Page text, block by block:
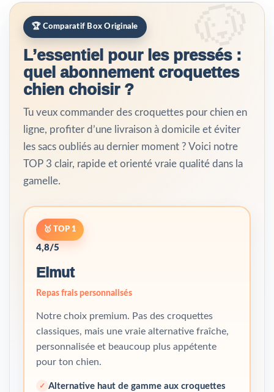
🏆 Comparatif Box Originale
L’essentiel pour les pressés :
quel abonnement croquettes
chien choisir ?
Tu veux commander des croquettes pour chien en
ligne, profiter d’une livraison à domicile et éviter
les sacs oubliés au dernier moment ? Voici notre
TOP 3 clair, rapide et orienté vraie qualité dans la
gamelle.
🥇 TOP 1
4,8/5
Elmut
Repas frais personnalisés
Notre choix premium. Pas des croquettes
classiques, mais une vraie alternative fraîche,
personnalisée et beaucoup plus appétente
pour ton chien.
Alternative haut de gamme aux croquettes